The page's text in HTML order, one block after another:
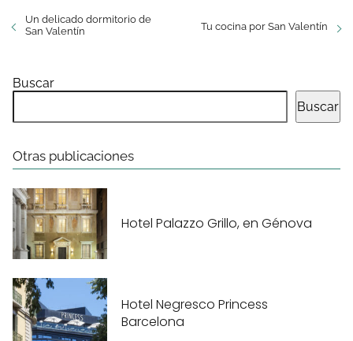
Un delicado dormitorio de
San Valentín
Tu cocina por San Valentín
Buscar
Buscar
Otras publicaciones
Hotel Palazzo Grillo, en Génova
Hotel Negresco Princess
Barcelona